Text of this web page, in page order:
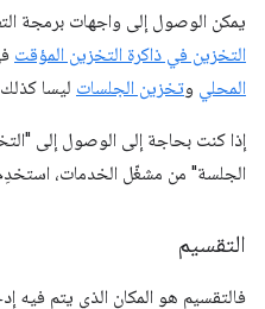
يمكن الوصول إلى واجهات برمجة
التخزين في ذاكرة التخزين المؤقت
المحلي وتخزين الجلسات ليسا
إذا كنت بحاجة إلى الوصول إلى
الجلسة" من مشغّل الخدمات،
التقسيم
فالتقسيم هو المكان الذي يتم فيه